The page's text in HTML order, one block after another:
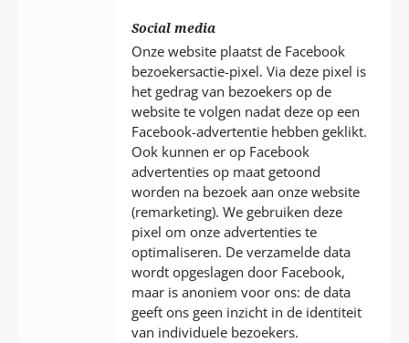
Social media
Onze website plaatst de Facebook
bezoekersactie-pixel. Via deze pixel is
het gedrag van bezoekers op de
website te volgen nadat deze op een
Facebook-advertentie hebben geklikt.
Ook kunnen er op Facebook
advertenties op maat getoond
worden na bezoek aan onze website
(remarketing). We gebruiken deze
pixel om onze advertenties te
optimaliseren. De verzamelde data
wordt opgeslagen door Facebook,
maar is anoniem voor ons: de data
geeft ons geen inzicht in de identiteit
van individuele bezoekers.